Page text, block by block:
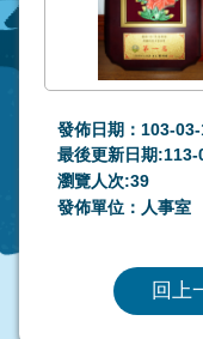
發佈日期：103-
最後更新日期:113-
瀏覽人次:39
發佈單位：人事室
回上